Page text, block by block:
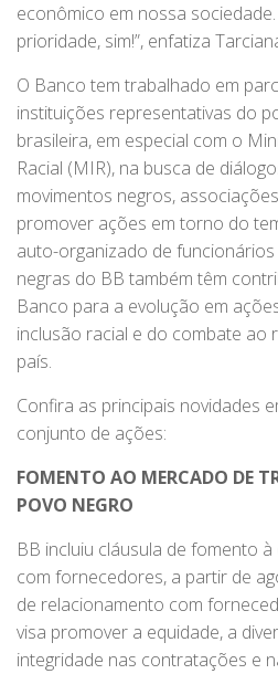
econômico em nossa
prioridade, sim!”, enfatiza
O Banco tem trabalhado em
instituições representativas do
brasileira, em especial com o
Racial (MIR), na busca de
movimentos negros,
promover ações em torno do
auto-organizado de
negras do BB também têm
Banco para a evolução em
inclusão racial e do combate ao
país.
Confira as principais novidades
conjunto de ações:
FOMENTO AO MERCADO DE
POVO NEGRO
BB incluiu cláusula de fomento
com fornecedores, a partir de
de relacionamento com
visa promover a equidade, a
integridade nas contratações e